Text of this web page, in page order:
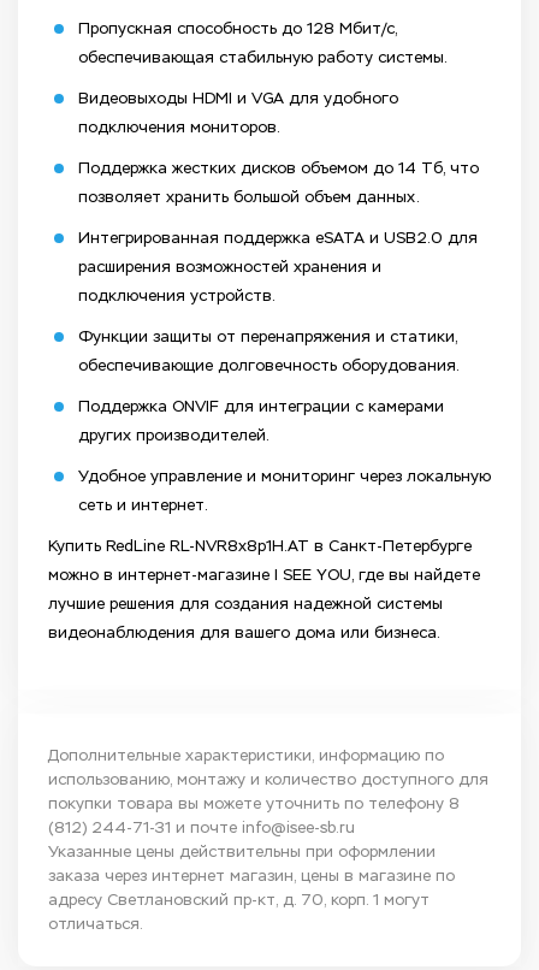
Пропускная способность до 128 Мбит/с,
обеспечивающая стабильную работу системы.
Видеовыходы HDMI и VGA для удобного
подключения мониторов.
Поддержка жестких дисков объемом до 14 Тб, что
позволяет хранить большой объем данных.
Интегрированная поддержка eSATA и USB2.0 для
расширения возможностей хранения и
подключения устройств.
Функции защиты от перенапряжения и статики,
обеспечивающие долговечность оборудования.
Поддержка ONVIF для интеграции с камерами
других производителей.
Удобное управление и мониторинг через локальную
сеть и интернет.
Купить RedLine RL-NVR8x8p1H.AT в Санкт-Петербурге
можно в интернет-магазине I SEE YOU, где вы найдете
лучшие решения для создания надежной системы
видеонаблюдения для вашего дома или бизнеса.
Дополнительные характеристики, информацию по
использованию, монтажу и количество доступного для
покупки товара вы можете уточнить по телефону 8
(812) 244-71-31 и почте info@isee-sb.ru
Указанные цены действительны при оформлении
заказа через интернет магазин, цены в магазине по
адресу Светлановский пр-кт, д. 70, корп. 1 могут
отличаться.